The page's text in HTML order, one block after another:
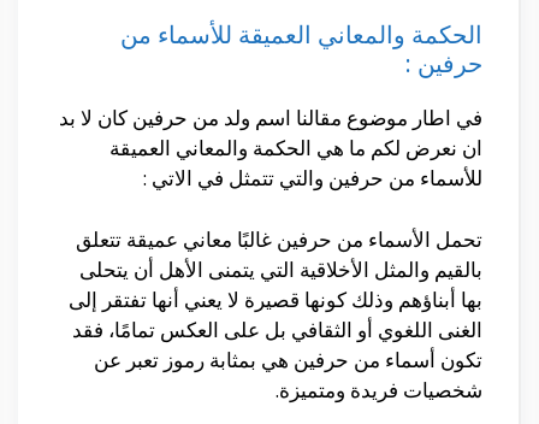
الحكمة والمعاني العميقة للأسماء من
حرفين :
في اطار موضوع مقالنا اسم ولد من حرفين كان لا بد
ان نعرض لكم ما هي الحكمة والمعاني العميقة
للأسماء من حرفين والتي تتمثل في الاتي :
تحمل الأسماء من حرفين غالبًا معاني عميقة تتعلق
بالقيم والمثل الأخلاقية التي يتمنى الأهل أن يتحلى
بها أبناؤهم وذلك كونها قصيرة لا يعني أنها تفتقر إلى
الغنى اللغوي أو الثقافي بل على العكس تمامًا، فقد
تكون أسماء من حرفين هي بمثابة رموز تعبر عن
شخصيات فريدة ومتميزة.